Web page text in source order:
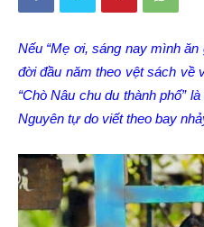
Nếu “Mẹ ơi, sáng nay mình
đời đầu năm theo vệt sách về
“Chò Nâu chu du thành phố”
Nguyên tự do viết theo bay